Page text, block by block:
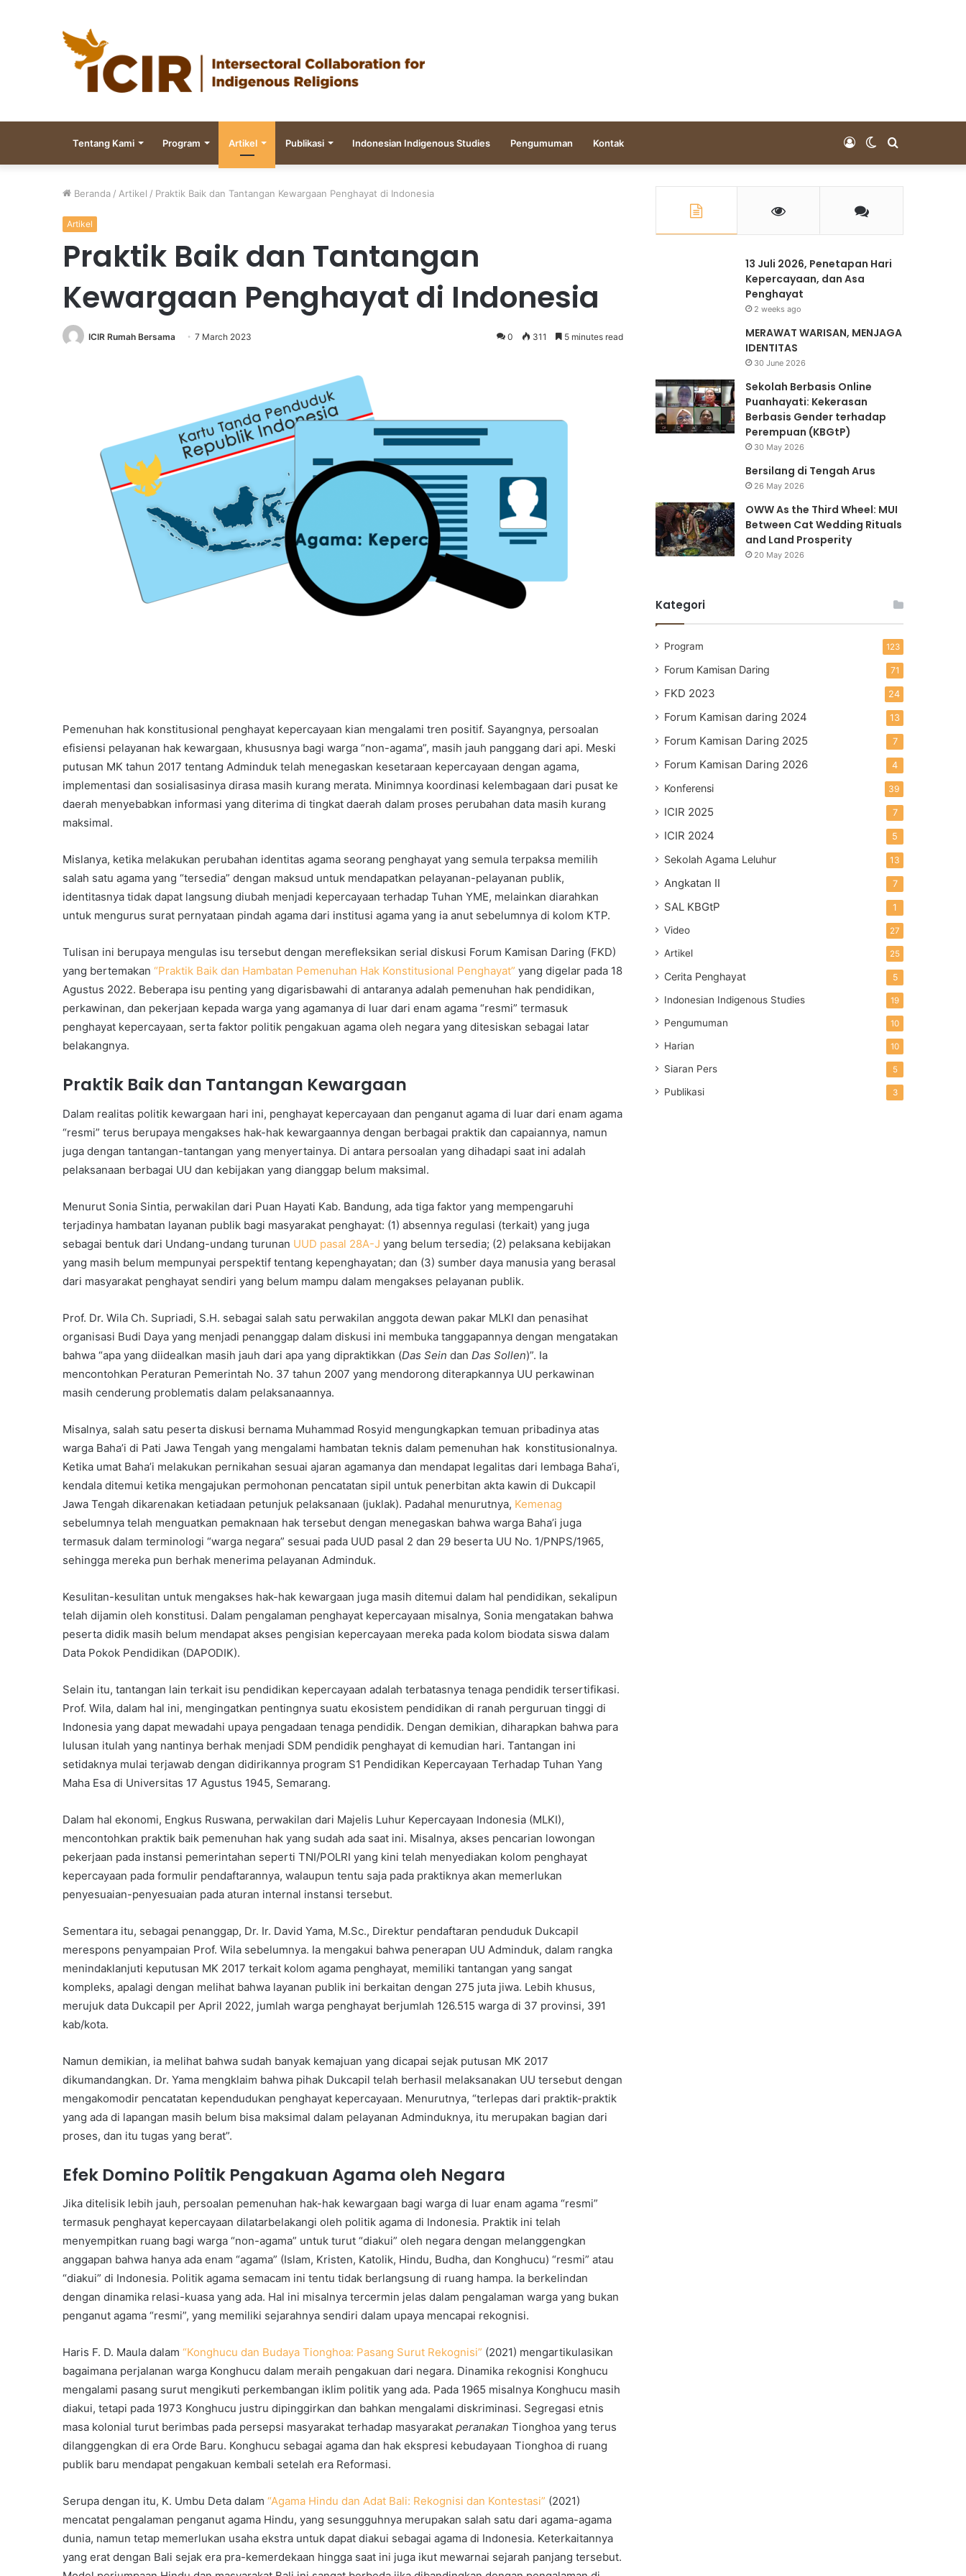
Tentang Kami Program Artikel Publikasi Indonesian Indigenous Studies Pengumuman Kontak
untuk
Switch
skin
Log
In
Beranda / Artikel / Praktik Baik dan Tantangan Kewargaan Penghayat di Indonesia
Artikel
Praktik Baik dan Tantangan
Kewargaan Penghayat di Indonesia
ICIR Rumah Bersama 7 March 2023 0 311 5 minutes read
Pemenuhan hak konstitusional penghayat kepercayaan kian mengalami tren positif. Sayangnya, persoalan
efisiensi pelayanan hak kewargaan, khususnya bagi warga “non-agama”, masih jauh panggang dari api. Meski
putusan MK tahun 2017 tentang Adminduk telah menegaskan kesetaraan kepercayaan dengan agama,
implementasi dan sosialisasinya dirasa masih kurang merata. Minimnya koordinasi kelembagaan dari pusat ke
daerah menyebabkan informasi yang diterima di tingkat daerah dalam proses perubahan data masih kurang
maksimal.
Mislanya, ketika melakukan perubahan identitas agama seorang penghayat yang semula terpaksa memilih
salah satu agama yang “tersedia” dengan maksud untuk mendapatkan pelayanan-pelayanan publik,
identitasnya tidak dapat langsung diubah menjadi kepercayaan terhadap Tuhan YME, melainkan diarahkan
untuk mengurus surat pernyataan pindah agama dari institusi agama yang ia anut sebelumnya di kolom KTP.
Tulisan ini berupaya mengulas isu tersebut dengan merefleksikan serial diskusi Forum Kamisan Daring (FKD)
yang bertemakan “Praktik Baik dan Hambatan Pemenuhan Hak Konstitusional Penghayat” yang digelar pada 18
Agustus 2022. Beberapa isu penting yang digarisbawahi di antaranya adalah pemenuhan hak pendidikan,
perkawinan, dan pekerjaan kepada warga yang agamanya di luar dari enam agama “resmi” termasuk
penghayat kepercayaan, serta faktor politik pengakuan agama oleh negara yang ditesiskan sebagai latar
belakangnya.
Praktik Baik dan Tantangan Kewargaan
Dalam realitas politik kewargaan hari ini, penghayat kepercayaan dan penganut agama di luar dari enam agama
“resmi” terus berupaya mengakses hak-hak kewargaannya dengan berbagai praktik dan capaiannya, namun
juga dengan tantangan-tantangan yang menyertainya. Di antara persoalan yang dihadapi saat ini adalah
pelaksanaan berbagai UU dan kebijakan yang dianggap belum maksimal.
Menurut Sonia Sintia, perwakilan dari Puan Hayati Kab. Bandung, ada tiga faktor yang mempengaruhi
terjadinya hambatan layanan publik bagi masyarakat penghayat: (1) absennya regulasi (terkait) yang juga
sebagai bentuk dari Undang-undang turunan UUD pasal 28A-J yang belum tersedia; (2) pelaksana kebijakan
yang masih belum mempunyai perspektif tentang kepenghayatan; dan (3) sumber daya manusia yang berasal
dari masyarakat penghayat sendiri yang belum mampu dalam mengakses pelayanan publik.
Prof. Dr. Wila Ch. Supriadi, S.H. sebagai salah satu perwakilan anggota dewan pakar MLKI dan penasihat
organisasi Budi Daya yang menjadi penanggap dalam diskusi ini membuka tanggapannya dengan mengatakan
bahwa “apa yang diidealkan masih jauh dari apa yang dipraktikkan (Das Sein dan Das Sollen)”. Ia
mencontohkan Peraturan Pemerintah No. 37 tahun 2007 yang mendorong diterapkannya UU perkawinan
masih cenderung problematis dalam pelaksanaannya.
Misalnya, salah satu peserta diskusi bernama Muhammad Rosyid mengungkapkan temuan pribadinya atas
warga Baha’i di Pati Jawa Tengah yang mengalami hambatan teknis dalam pemenuhan hak konstitusionalnya.
Ketika umat Baha’i melakukan pernikahan sesuai ajaran agamanya dan mendapat legalitas dari lembaga Baha’i,
kendala ditemui ketika mengajukan permohonan pencatatan sipil untuk penerbitan akta kawin di Dukcapil
Jawa Tengah dikarenakan ketiadaan petunjuk pelaksanaan (juklak). Padahal menurutnya, Kemenag
sebelumnya telah menguatkan pemaknaan hak tersebut dengan menegaskan bahwa warga Baha’i juga
termasuk dalam terminologi “warga negara” sesuai pada UUD pasal 2 dan 29 beserta UU No. 1/PNPS/1965,
sehingga mereka pun berhak menerima pelayanan Adminduk.
Kesulitan-kesulitan untuk mengakses hak-hak kewargaan juga masih ditemui dalam hal pendidikan, sekalipun
telah dijamin oleh konstitusi. Dalam pengalaman penghayat kepercayaan misalnya, Sonia mengatakan bahwa
peserta didik masih belum mendapat akses pengisian kepercayaan mereka pada kolom biodata siswa dalam
Data Pokok Pendidikan (DAPODIK).
Selain itu, tantangan lain terkait isu pendidikan kepercayaan adalah terbatasnya tenaga pendidik tersertifikasi.
Prof. Wila, dalam hal ini, mengingatkan pentingnya suatu ekosistem pendidikan di ranah perguruan tinggi di
Indonesia yang dapat mewadahi upaya pengadaan tenaga pendidik. Dengan demikian, diharapkan bahwa para
lulusan itulah yang nantinya berhak menjadi SDM pendidik penghayat di kemudian hari. Tantangan ini
setidaknya mulai terjawab dengan didirikannya program S1 Pendidikan Kepercayaan Terhadap Tuhan Yang
Maha Esa di Universitas 17 Agustus 1945, Semarang.
Dalam hal ekonomi, Engkus Ruswana, perwakilan dari Majelis Luhur Kepercayaan Indonesia (MLKI),
mencontohkan praktik baik pemenuhan hak yang sudah ada saat ini. Misalnya, akses pencarian lowongan
pekerjaan pada instansi pemerintahan seperti TNI/POLRI yang kini telah menyediakan kolom penghayat
kepercayaan pada formulir pendaftarannya, walaupun tentu saja pada praktiknya akan memerlukan
penyesuaian-penyesuaian pada aturan internal instansi tersebut.
Sementara itu, sebagai penanggap, Dr. Ir. David Yama, M.Sc., Direktur pendaftaran penduduk Dukcapil
merespons penyampaian Prof. Wila sebelumnya. Ia mengakui bahwa penerapan UU Adminduk, dalam rangka
menindaklanjuti keputusan MK 2017 terkait kolom agama penghayat, memiliki tantangan yang sangat
kompleks, apalagi dengan melihat bahwa layanan publik ini berkaitan dengan 275 juta jiwa. Lebih khusus,
merujuk data Dukcapil per April 2022, jumlah warga penghayat berjumlah 126.515 warga di 37 provinsi, 391
kab/kota.
Namun demikian, ia melihat bahwa sudah banyak kemajuan yang dicapai sejak putusan MK 2017
dikumandangkan. Dr. Yama mengklaim bahwa pihak Dukcapil telah berhasil melaksanakan UU tersebut dengan
mengakomodir pencatatan kependudukan penghayat kepercayaan. Menurutnya, “terlepas dari praktik-praktik
yang ada di lapangan masih belum bisa maksimal dalam pelayanan Adminduknya, itu merupakan bagian dari
proses, dan itu tugas yang berat”.
Efek Domino Politik Pengakuan Agama oleh Negara
Jika ditelisik lebih jauh, persoalan pemenuhan hak-hak kewargaan bagi warga di luar enam agama “resmi”
termasuk penghayat kepercayaan dilatarbelakangi oleh politik agama di Indonesia. Praktik ini telah
menyempitkan ruang bagi warga “non-agama” untuk turut “diakui” oleh negara dengan melanggengkan
anggapan bahwa hanya ada enam “agama” (Islam, Kristen, Katolik, Hindu, Budha, dan Konghucu) “resmi” atau
“diakui” di Indonesia. Politik agama semacam ini tentu tidak berlangsung di ruang hampa. Ia berkelindan
dengan dinamika relasi-kuasa yang ada. Hal ini misalnya tercermin jelas dalam pengalaman warga yang bukan
penganut agama “resmi”, yang memiliki sejarahnya sendiri dalam upaya mencapai rekognisi.
Haris F. D. Maula dalam “Konghucu dan Budaya Tionghoa: Pasang Surut Rekognisi” (2021) mengartikulasikan
bagaimana perjalanan warga Konghucu dalam meraih pengakuan dari negara. Dinamika rekognisi Konghucu
mengalami pasang surut mengikuti perkembangan iklim politik yang ada. Pada 1965 misalnya Konghucu masih
diakui, tetapi pada 1973 Konghucu justru dipinggirkan dan bahkan mengalami diskriminasi. Segregasi etnis
masa kolonial turut berimbas pada persepsi masyarakat terhadap masyarakat peranakan Tionghoa yang terus
dilanggengkan di era Orde Baru. Konghucu sebagai agama dan hak ekspresi kebudayaan Tionghoa di ruang
publik baru mendapat pengakuan kembali setelah era Reformasi.
Serupa dengan itu, K. Umbu Deta dalam “Agama Hindu dan Adat Bali: Rekognisi dan Kontestasi” (2021)
mencatat pengalaman penganut agama Hindu, yang sesungguhnya merupakan salah satu dari agama-agama
dunia, namun tetap memerlukan usaha ekstra untuk dapat diakui sebagai agama di Indonesia. Keterkaitannya
yang erat dengan Bali sejak era pra-kemerdekaan hingga saat ini juga ikut mewarnai sejarah panjang tersebut.
13 Juli 2026, Penetapan Hari
Kepercayaan, dan Asa
Penghayat
2 weeks ago
MERAWAT WARISAN, MENJAGA
IDENTITAS
30 June 2026
Sekolah Berbasis Online
Puanhayati: Kekerasan
Berbasis Gender terhadap
Perempuan (KBGtP)
30 May 2026
Bersilang di Tengah Arus
26 May 2026
OWW As the Third Wheel: MUI
Between Cat Wedding Rituals
and Land Prosperity
20 May 2026
Kategori
Program 123
Forum Kamisan Daring 71
FKD 2023 24
Forum Kamisan daring 2024 13
Forum Kamisan Daring 2025 7
Forum Kamisan Daring 2026 4
Konferensi 39
ICIR 2025 7
ICIR 2024 5
Sekolah Agama Leluhur 13
Angkatan II 7
SAL KBGtP 1
Video 27
Artikel 25
Cerita Penghayat 5
Indonesian Indigenous Studies 19
Pengumuman 10
Harian 10
Siaran Pers 5
Publikasi 3